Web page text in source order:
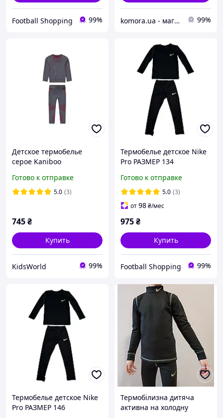
Football Shopping 99% komora.ua - магазин імпортних речей 99%
Детское термобелье
серое Kaniboo
комплект термобелья для
спорта, футбола 110-116
Готово к отправке
5.0 (3)
745₴
Купить
KidsWorld 99%
Термобелье детское Nike
Pro РАЗМЕР 134
Готово к отправке
5.0 (3)
от98₴/мес
975₴
Купить
Football Shopping 99%
Термобелье детское Nike
Pro РАЗМЕР 146
Термобілизна дитяча
активна на холодну